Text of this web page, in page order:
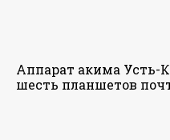
Аппарат акима Усть-
шесть планшетов